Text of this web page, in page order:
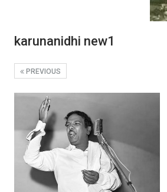
karunanidhi new1
PREVIOUS